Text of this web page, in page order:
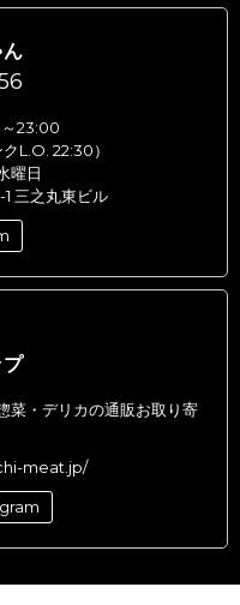
23:00
L.O. 22:30）
曜日
三之丸東ビル
菜・デリカの通販お取り寄
meat.jp/